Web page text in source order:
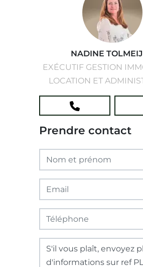
NADINE
EXÉCUTIF GESTION
LOCATION ET
Prendre contact